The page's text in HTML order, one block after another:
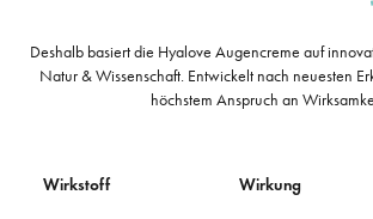
Deshalb basiert die Hyalove Augencreme auf
Natur & Wissenschaft. Entwickelt nach neuesten
höchstem Anspruch an
Wirkstoff Wirkung